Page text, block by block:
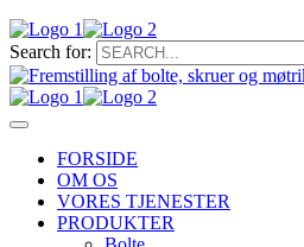
Search for:
FORSIDE
OM OS
VORES TJENESTER
PRODUKTER